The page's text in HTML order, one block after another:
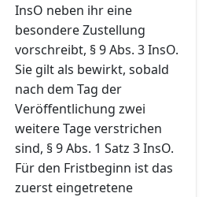
InsO neben ihr eine
besondere Zustellung
vorschreibt, § 9 Abs. 3 InsO.
Sie gilt als bewirkt, sobald
nach dem Tag der
Veröffentlichung zwei
weitere Tage verstrichen
sind, § 9 Abs. 1 Satz 3 InsO.
Für den Fristbeginn ist das
zuerst eingetretene